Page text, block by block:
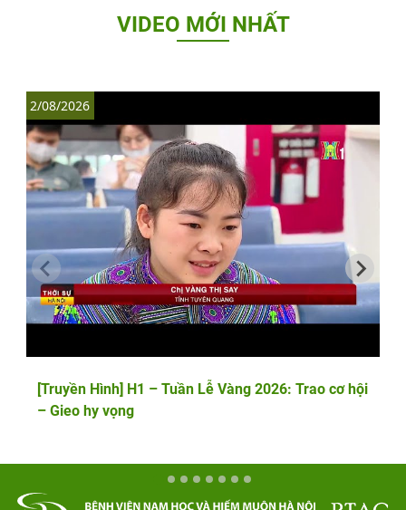
VIDEO MỚI NHẤT
[Truyền Hình] H1 – Tuần Lễ Vàng 2026: Trao cơ hội
– Gieo hy vọng
2/08/2026